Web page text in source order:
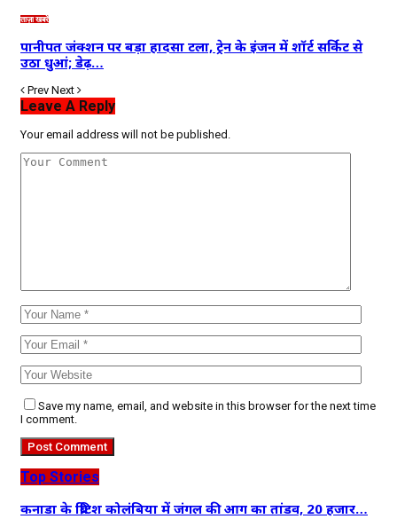
ताज़ा खबरें
पानीपत जंक्शन पर बड़ा हादसा टला, ट्रेन के इंजन में शॉर्ट सर्किट से
उठा धुआं; डेढ़…
Prev Next
Leave A Reply
Your email address will not be published.
Save my name, email, and website in this browser for the next time
I comment.
Top Stories
कनाडा के ब्रिटिश कोलंबिया में जंगल की आग का तांडव, 20 हजार…